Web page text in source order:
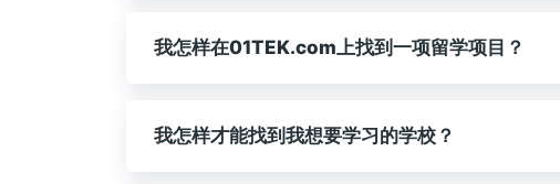
我怎样在01TEK.com上找到一项留学项目？
我怎样才能找到我想要学习的学校？